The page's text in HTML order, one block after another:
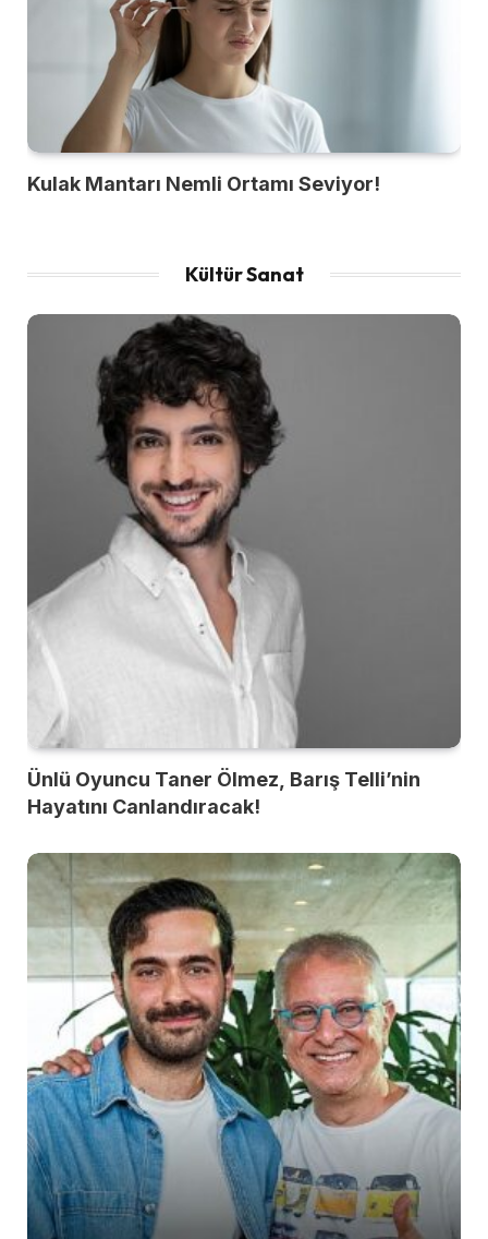
Kulak Mantarı Nemli Ortamı Seviyor!
Kültür Sanat
Ünlü Oyuncu Taner Ölmez, Barış Telli’nin
Hayatını Canlandıracak!